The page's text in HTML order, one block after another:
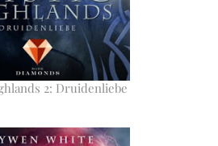
2: Druidenliebe